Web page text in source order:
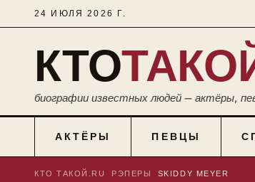
24 ИЮЛЯ 2026 Г.
КТО
биографии известных людей — актёры,
АКТЁРЫ ПЕВЦЫ
КТО ТАКОЙ.RU РЭПЕРЫ SKIDDY MEYER